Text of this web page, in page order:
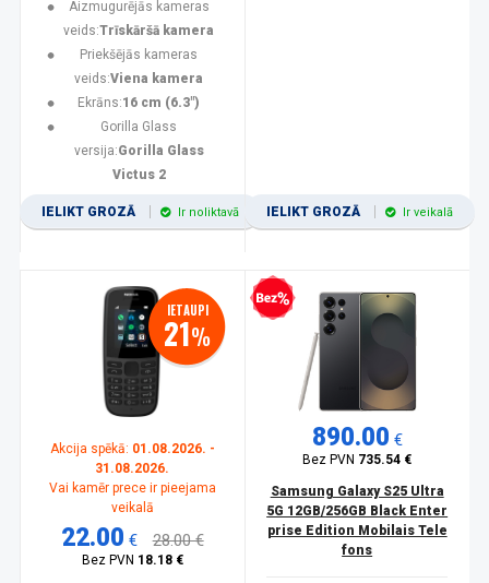
Aizmugurējās kameras
veids:Trīskāršā kamera
Priekšējās kameras
veids:Viena kamera
Ekrāns:16 cm (6.3")
Gorilla Glass
versija:Gorilla Glass
Victus 2
IELIKT GROZĀ Ir noliktavā IELIKT GROZĀ Ir veikalā
IETAUPI
21%
Akcija spēkā: 01.08.2026. -
31.08.2026.
Vai kamēr prece ir pieejama
veikalā
22.00 € 28.00 €
Bez PVN 18.18 €
Bezprocentu kredīts
890.00 €
Bez PVN 735.54 €
Samsung Galaxy S25 Ultra
5G 12GB/256GB Black Enter
prise Edition Mobilais Tele
fons